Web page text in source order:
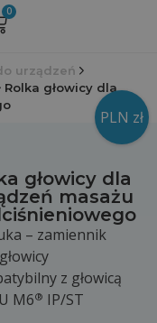
0
urządzeń
Rolka głowicy dla
głowicy dla
masażu
– zamiennik
z głowicą
M6® IP/ST
PLN zł